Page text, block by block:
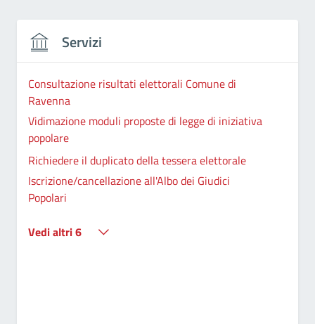
Servizi
Consultazione risultati elettorali Comune di
Ravenna
Vidimazione moduli proposte di legge di iniziativa
popolare
Richiedere il duplicato della tessera elettorale
Iscrizione/cancellazione all'Albo dei Giudici
Popolari
Vedi altri 6